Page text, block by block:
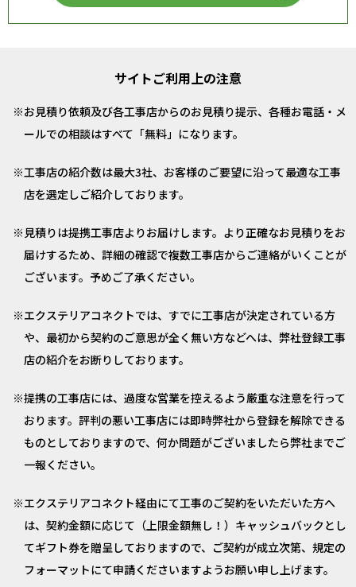
サイトご利用上の注意
お見積り依頼及び各工事店からのお見積り提示、各種お電話・メ
ールでの相談はすべて「無料」になります。
工事店の紹介数は最大3社、お客様のご要望に沿って最適な工事
店を選定しご紹介しております。
見積りは提携工事店よりお届けします。より正確なお見積りをお
届けするため、詳細の確認で複数工事店からご連絡がいくことが
ございます。予めご了承ください。
エクステリアコネクトでは、すでに工事店が決定されている方
や、最初から契約のご意思が全く無い方などへは、弊社登録工事
店の紹介をお断りしております。
提携の工事店には、過度な営業を控えるよう厳重な注意を行って
おります。評判の悪い工事店には即時弊社から登録を解除できる
ものとしておりますので、何か問題がございましたら弊社までご
一報ください。
エクステリアコネクト経由にて工事のご契約をいただいた方へ
は、契約金額に応じて（上限金額無し！）キャッシュバックとし
てギフト券を贈呈しておりますので、ご契約が成立次第、規定の
フォーマットにて申請くださいますようお願い申し上げます。